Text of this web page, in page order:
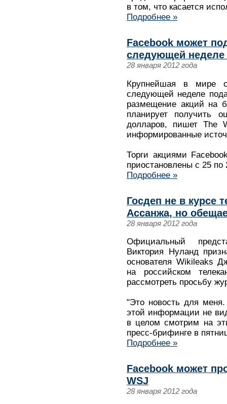
в том, что касается
Подробнее »
Facebook может
следующей неделе
28 января 2012 года
Крупнейшая в мире
следующей неделе
размещение акций на
планирует получить
долларов, пишет The
информированные
Торги акциями
приостановлены с 25 по
Подробнее »
Госдеп не в курсе
Ассанжа, но
28 января 2012 года
Официальный
Виктория Нуланд
основателя Wikileaks
на российском
рассмотреть просьбу
"Это новость для
этой информации не
в целом смотрим на
пресс-брифинге в
Подробнее »
Facebook может
WSJ
28 января 2012 года